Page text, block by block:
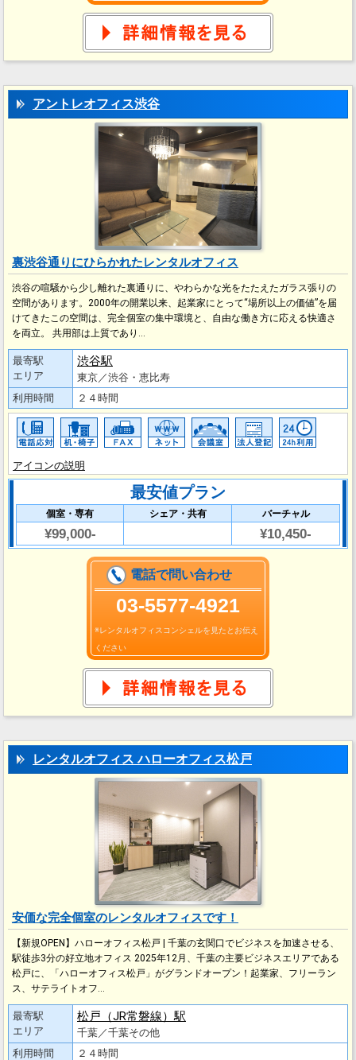
アントレオフィス渋谷
裏渋谷通りにひらかれたレンタルオフィス
渋谷の喧騒から少し離れた裏通りに、やわらかな光をたたえたガラス張りの
空間があります。2000年の開業以来、起業家にとって“場所以上の価値”を届
けてきたこの空間は、完全個室の集中環境と、自由な働き方に応える快適さ
を両立。 共用部は上質であり…
最寄駅
エリア
渋谷駅
東京／渋谷・恵比寿
利用時間
２４時間
アイコンの説明
最安値プラン
個室・専有 シェア・共有 バーチャル
¥99,000- ¥10,450-
電話で問い合わせ
03-5577-4921
※レンタルオフィスコンシェルを見たとお伝え
ください
レンタルオフィス ハローオフィス松戸
安価な完全個室のレンタルオフィスです！
【新規OPEN】ハローオフィス松戸 | 千葉の玄関口でビジネスを加速させる、
駅徒歩3分の好立地オフィス 2025年12月、千葉の主要ビジネスエリアである
松戸に、「ハローオフィス松戸」がグランドオープン！起業家、フリーラン
ス、サテライトオフ…
最寄駅
エリア
松戸（JR常磐線）駅
千葉／千葉その他
利用時間
２４時間